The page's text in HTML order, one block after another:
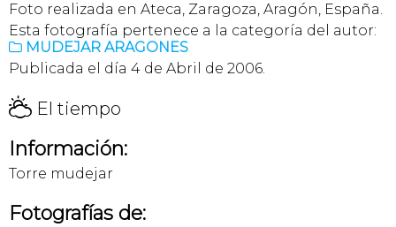
Foto realizada en Ateca, Zaragoza, Aragón, España.
Esta fotografía pertenece a la categoría del autor:
 MUDEJAR ARAGONES
Publicada el día 4 de Abril de 2006.
H El tiempo
Información:
Torre mudejar
Fotografías de: